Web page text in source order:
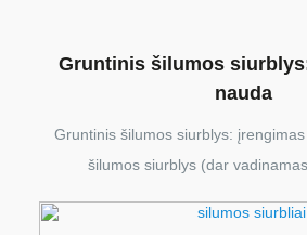
Gruntinis šilumos
nauda
Gruntinis šilumos siurblys:
šilumos siurblys (dar vadinamas